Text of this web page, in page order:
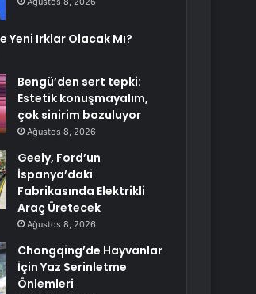
Yeni Irklar Olacak Mı?
Bengü’den sert tepki:
Estetik konuşmayalım,
çok sinirim bozuluyor
Ağustos 8, 2026
Geely, Ford’un
İspanya’daki
Fabrikasında Elektrikli
Araç Üretecek
Ağustos 8, 2026
Chongqing’de Hayvanlar
İçin Yaz Serinletme
Önlemleri